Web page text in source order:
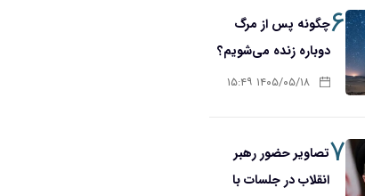
۶چگونه پس از مرگ
دوباره زنده می‌شویم؟
۱۴۰۵/۰۵/۱۸ ۱۵:۴۹
۷تصاویر حضور رهبر
انقلاب در جلسات با